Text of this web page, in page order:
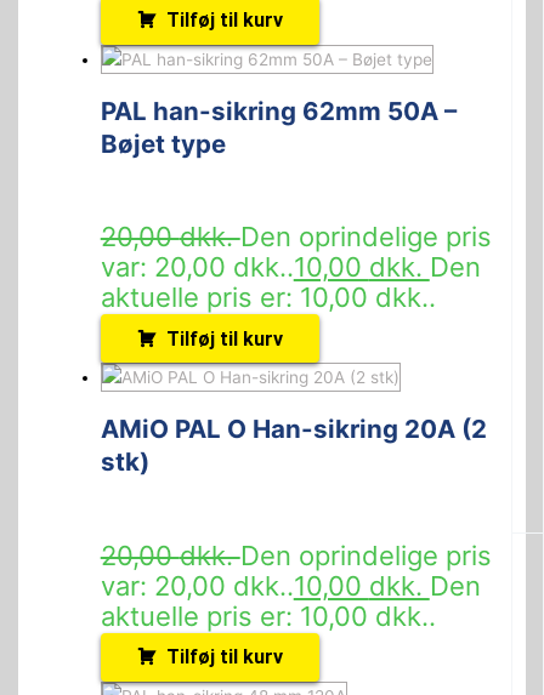
Tilføj til kurv
PAL han-sikring 62mm 50A –
Bøjet type
20,00dkk.Den oprindelige pris
var: 20,00 dkk..10,00 dkk. Den
aktuelle pris er: 10,00 dkk..
Tilføj til kurv
AMiO PAL O Han-sikring 20A (2
stk)
20,00dkk.Den oprindelige pris
var: 20,00 dkk..10,00 dkk. Den
aktuelle pris er: 10,00 dkk..
Tilføj til kurv